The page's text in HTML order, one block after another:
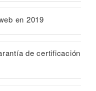
en 2019
de certificación